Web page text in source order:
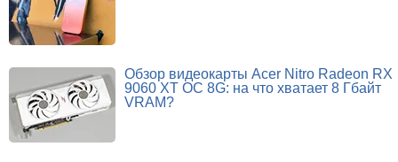
Обзор видеокарты Acer Nitro Radeon RX
9060 XT OC 8G: на что хватает 8 Гбайт
VRAM?